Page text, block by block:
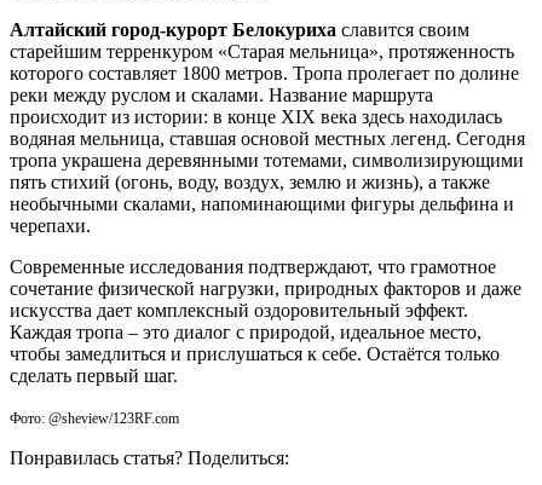
Алтайский город-курорт Белокуриха славится своим
старейшим терренкуром «Старая мельница», протяженность
которого составляет 1800 метров. Тропа пролегает по долине
реки между руслом и скалами. Название маршрута
происходит из истории: в конце XIX века здесь находилась
водяная мельница, ставшая основой местных легенд. Сегодня
тропа украшена деревянными тотемами, символизирующими
пять стихий (огонь, воду, воздух, землю и жизнь), а также
необычными скалами, напоминающими фигуры дельфина и
черепахи.
Современные исследования подтверждают, что грамотное
сочетание физической нагрузки, природных факторов и даже
искусства дает комплексный оздоровительный эффект.
Каждая тропа – это диалог с природой, идеальное место,
чтобы замедлиться и прислушаться к себе. Остаётся только
сделать первый шаг.
Фото: @sheview/123RF.com
Понравилась статья? Поделиться: